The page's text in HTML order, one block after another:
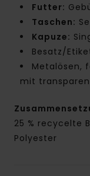
Futter:
Taschen:
Kapuze:
Besatz/
Metalösen,
mit
25 % recycelte
Polyester